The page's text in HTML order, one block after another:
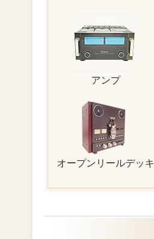
アンプ
オープンリールデッキ